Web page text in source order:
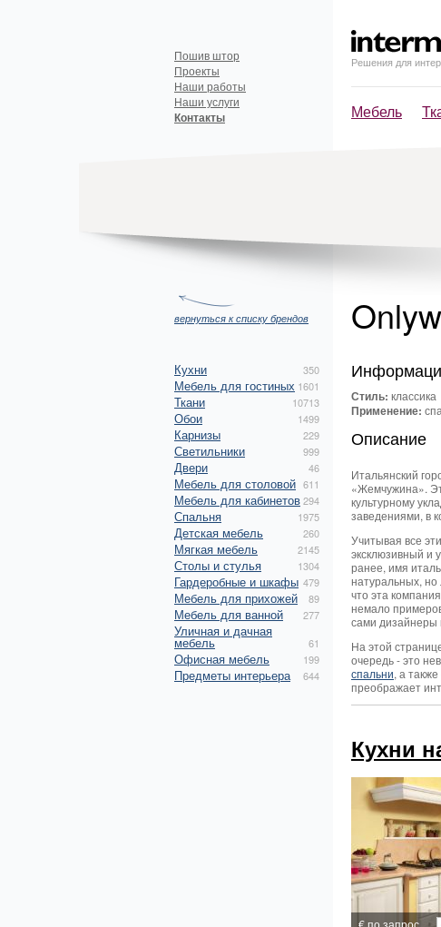
Решения для
Мебель
Пошив штор
Проекты
Наши работы
Наши услуги
Контакты
вернуться к списку брендов
Кухни 350
Мебель для гостиных 1601
Ткани 10713
Обои 1499
Карнизы 229
Светильники 999
Двери 46
Мебель для столовой 611
Мебель для кабинетов294
Спальня 1975
Детская мебель 260
Мягкая мебель 2145
Столы и стулья 1304
Гардеробные и шкафы 479
Мебель для прихожей 89
Мебель для ванной 277
Уличная и дачная
мебель 61
Офисная мебель 199
Предметы интерьера 644
Стиль: классика
Применение:
Описание
Итальянский
«Жемчужина».
культурному
заведениями, в
Учитывая все
эксклюзивный и
ранее, имя
натуральных, но
что эта
немало
сами дизайнеры
На этой
очередь - это
спальни, а
преображает
Кухни
€ по запрос